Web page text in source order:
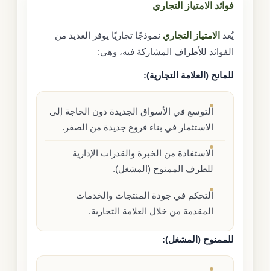
فوائد الامتياز التجاري
يُعد الامتياز التجاري نموذجًا تجاريًا يوفر العديد من
الفوائد للأطراف المشاركة فيه، وهي:
للمانح (العلامة التجارية):
التوسع في الأسواق الجديدة دون الحاجة إلى
الاستثمار في بناء فروع جديدة من الصفر.
الاستفادة من الخبرة والقدرات الإدارية
للطرف الممنوح (المشغل).
التحكم في جودة المنتجات والخدمات
المقدمة من خلال العلامة التجارية.
للممنوح (المشغل):